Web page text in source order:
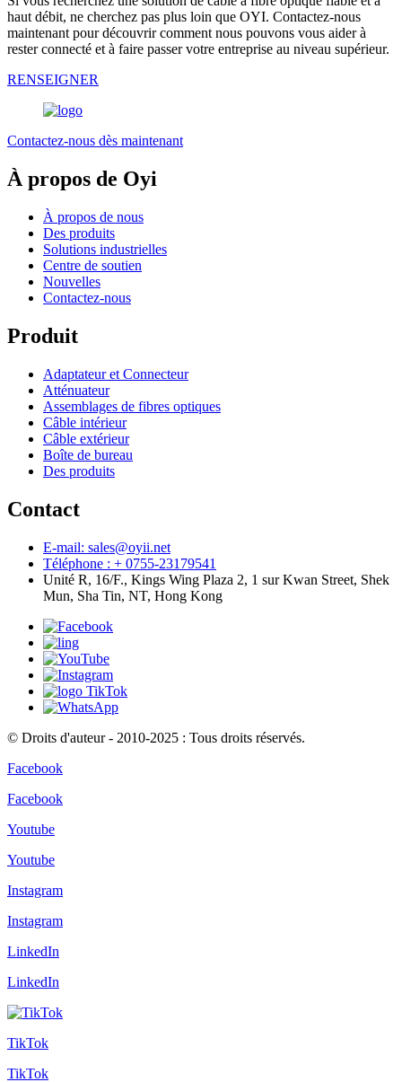
haut débit, ne cherchez pas plus loin que OYI. Contactez-nous
maintenant pour découvrir comment nous pouvons vous aider à
rester connecté et à faire passer votre entreprise au niveau supérieur.
RENSEIGNER
Contactez-nous dès maintenant
À propos de Oyi
À propos de nous
Des produits
Solutions industrielles
Centre de soutien
Nouvelles
Contactez-nous
Produit
Adaptateur et Connecteur
Atténuateur
Assemblages de fibres optiques
Câble intérieur
Câble extérieur
Boîte de bureau
Des produits
Contact
E-mail: sales@oyii.net
Téléphone : + 0755-23179541
Unité R, 16/F., Kings Wing Plaza 2, 1 sur Kwan Street, Shek
Mun, Sha Tin, NT, Hong Kong
© Droits d'auteur - 2010-2025 : Tous droits réservés.
Facebook
Facebook
Youtube
Youtube
Instagram
Instagram
LinkedIn
LinkedIn
TikTok
TikTok